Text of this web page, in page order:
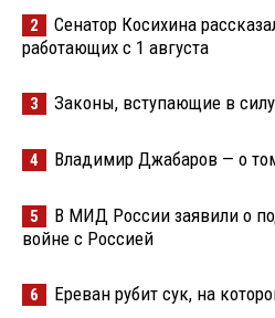
2
Сенатор Косихина
работающих с 1 августа
3 Законы, вступающие в силу
4 Владимир Джабаров — о
5
В МИД России заявили о
войне с Россией
6 Ереван рубит сук, на